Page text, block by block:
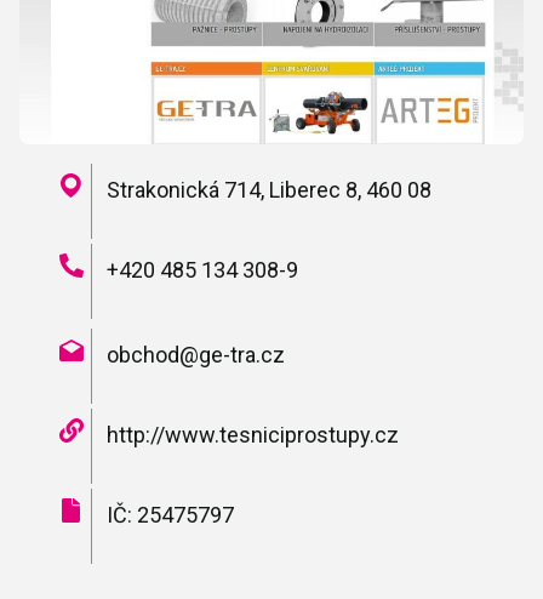
Strakonická 714, Liberec 8, 460 08
+420 485 134 308-9
obchod@ge-tra.cz
http://www.tesniciprostupy.cz
IČ: 25475797